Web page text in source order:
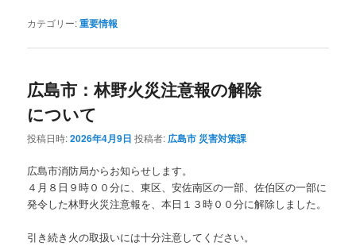
カテゴリー:重要情報
広島市：林野火災注意報の解除
について
投稿日時:2026年4月9日 投稿者: 広島市 災害対策課
広島市消防局からお知らせします。
４月８日９時００分に、東区、安佐南区の一部、佐伯区の一部に
発令した林野火災注意報を、本日１３時００分に解除しました。
引き続き火の取扱いには十分注意してください。